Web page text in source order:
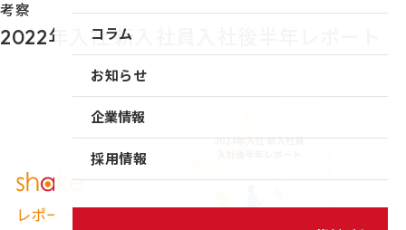
仕組み作り
新入社員研修
組織づくり
育成体系構築
コラム
お知らせ
企業情報
企業情報TOP
採用情報
考察
2022年入社 新入社員入社後半年レポート